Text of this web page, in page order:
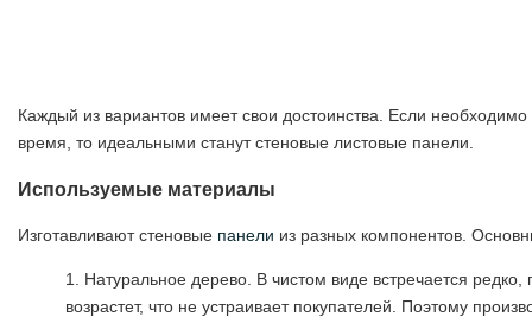
Каждый из вариантов имеет свои достоинства. Если
время, то идеальными станут стеновые листовые панели.
Используемые материалы
Изготавливают стеновые панели из разных компонентов.
Натуральное дерево. В чистом виде встречается редко,
возрастет, что не устраивает покупателей. Поэтому